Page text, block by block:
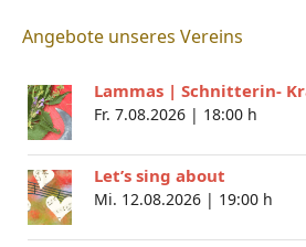
Angebote unseres Vereins
Lammas | Schnitterin-
Fr. 7.08.2026 | 18:00 h
Let’s sing about
Mi. 12.08.2026 | 19:00 h